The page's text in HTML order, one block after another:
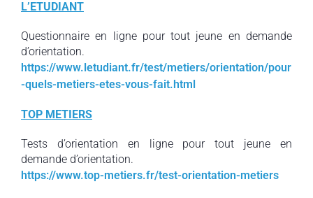
L’ETUDIANT
Questionnaire en ligne pour tout jeune en demande
d’orientation.
https://www.letudiant.fr/test/metiers/orientation/pour
-quels-metiers-etes-vous-fait.html
TOP METIERS
Tests d’orientation en ligne pour tout jeune en
demande d’orientation.
https://www.top-metiers.fr/test-orientation-metiers